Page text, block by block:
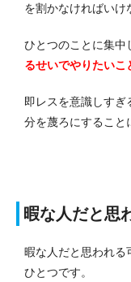
を割かなければいけ
ひとつのことに集中
るせいでやりたいこ
即レスを意識しすぎ
分を蔑ろにすること
暇な人だと思
暇な人だと思われる
ひとつです。